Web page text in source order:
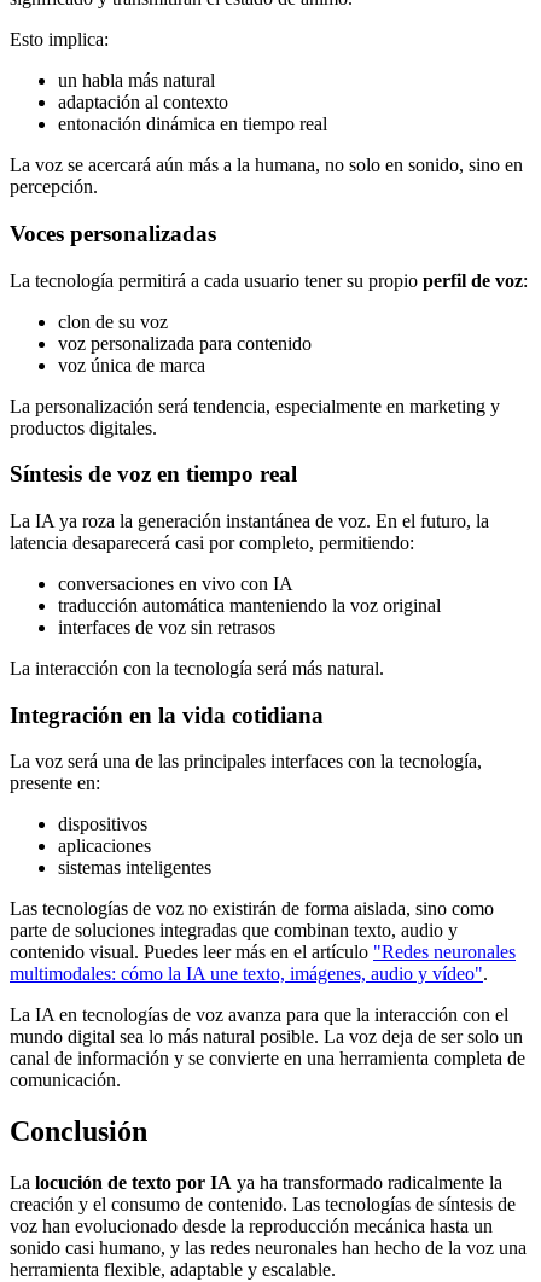
Esto implica:
un habla más natural
adaptación al contexto
entonación dinámica en tiempo real
La voz se acercará aún más a la humana, no solo en sonido, sino en
percepción.
Voces personalizadas
La tecnología permitirá a cada usuario tener su propio perfil de voz:
clon de su voz
voz personalizada para contenido
voz única de marca
La personalización será tendencia, especialmente en marketing y
productos digitales.
Síntesis de voz en tiempo real
La IA ya roza la generación instantánea de voz. En el futuro, la
latencia desaparecerá casi por completo, permitiendo:
conversaciones en vivo con IA
traducción automática manteniendo la voz original
interfaces de voz sin retrasos
La interacción con la tecnología será más natural.
Integración en la vida cotidiana
La voz será una de las principales interfaces con la tecnología,
presente en:
dispositivos
aplicaciones
sistemas inteligentes
Las tecnologías de voz no existirán de forma aislada, sino como
parte de soluciones integradas que combinan texto, audio y
contenido visual. Puedes leer más en el artículo "Redes neuronales
multimodales: cómo la IA une texto, imágenes, audio y vídeo".
La IA en tecnologías de voz avanza para que la interacción con el
mundo digital sea lo más natural posible. La voz deja de ser solo un
canal de información y se convierte en una herramienta completa de
comunicación.
Conclusión
La locución de texto por IA ya ha transformado radicalmente la
creación y el consumo de contenido. Las tecnologías de síntesis de
voz han evolucionado desde la reproducción mecánica hasta un
sonido casi humano, y las redes neuronales han hecho de la voz una
herramienta flexible, adaptable y escalable.